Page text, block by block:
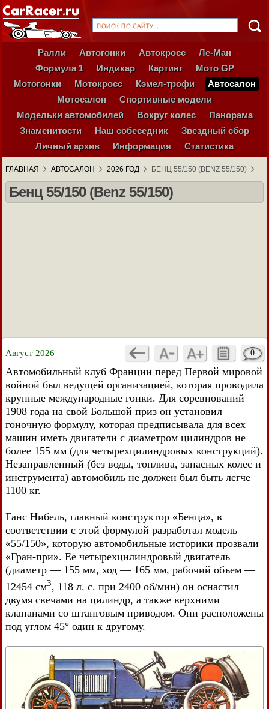
Ралли Автогонки Автокросс
Ле-Ман
Формула 1
Индикар Картинг
Мото GP
Мотогонки
Мотокросс Кэмел-трофи
Автосалон
Мотосалон
Спортивные модели
Модельки автомобилей
Вокруг колес
Панорама
Знаменитости
Наш собеседник
Звездный сбор
Личный архив
Информация Статистика
ГЛАВНАЯ АВТОСАЛОН 2026 ГОД БЕНЦ 55/150 (BENZ 55/150)
Бенц 55/150 (Benz 55/150)
Август 2026 0
Автомобильный клуб Франции перед Первой мировой
войной был ведущей организацией, которая проводила
крупные международные гонки. Для соревнований
1908 года на свой Большой приз он установил
гоночную формулу, которая предписывала для всех
машин иметь двигатели с диаметром цилиндров не
более 155 мм (для четырехцилиндровых конструкций).
Незаправленный (без воды, топлива, запасных колес и
инструмента) автомобиль не должен был быть легче
1100 кг.
Ганс Нибель, главный конструктор «Бенца», в
соответствии с этой формулой разработал модель
«55/150», которую автомобильные историки прозвали
«Гран-при». Ее четырехцилиндровый двигатель
(диаметр — 155 мм, ход — 165 мм, рабочий объем —
12454 см3, 118 л. с. при 2400 об/мин) он оснастил
двумя свечами на цилиндр, а также верхними
клапанами со штанговым приводом. Они расположены
под углом 45° один к другому.